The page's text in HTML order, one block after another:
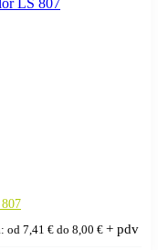
od 7,41 € do 8,00 € + pdv